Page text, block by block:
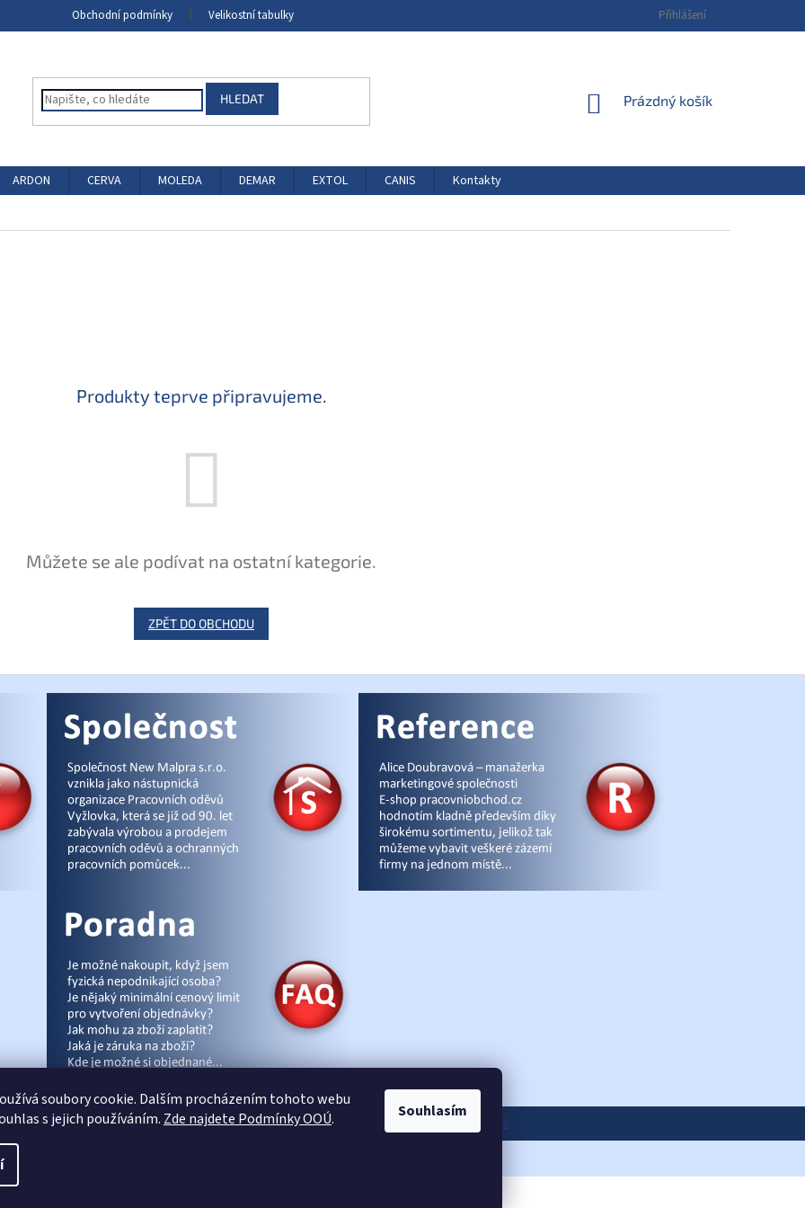
soubory cookie. Dalším procházením tohoto webu
s jejich používáním. Zde najdete Podmínky OOÚ. Souhlasím
Obchodní podmínky Velikostní tabulky Přihlášení
HLEDAT
NÁKUPNÍ
Prázdný košík
ARDON CERVA MOLEDA DEMAR EXTOL CANIS
Kontakty
Produkty teprve připravujeme.
Můžete se ale podívat na ostatní kategorie.
ZPĚT DO OBCHODU
|Úvod|Malpra|Fieldmann| Ardon|Moleda|Demar|Cerva|Kontakty eshop-joga.cz